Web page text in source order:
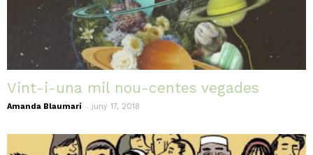
Vint-i-una mil nou-centes vegades
Amanda Blaumarí - juny 17, 2018